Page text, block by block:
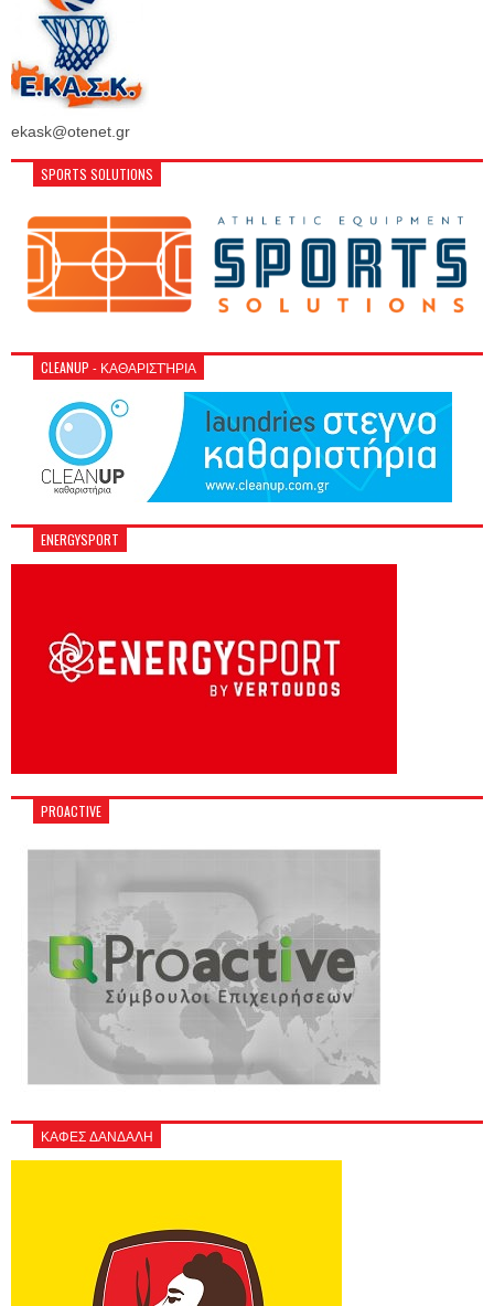
ekask@otenet.gr
SPORTS SOLUTIONS
CLEANUP - ΚΑΘΑΡΙΣΤΉΡΙΑ
ENERGYSPORT
PROACTIVE
ΚΑΦΕΣ ΔΑΝΔΑΛΗ